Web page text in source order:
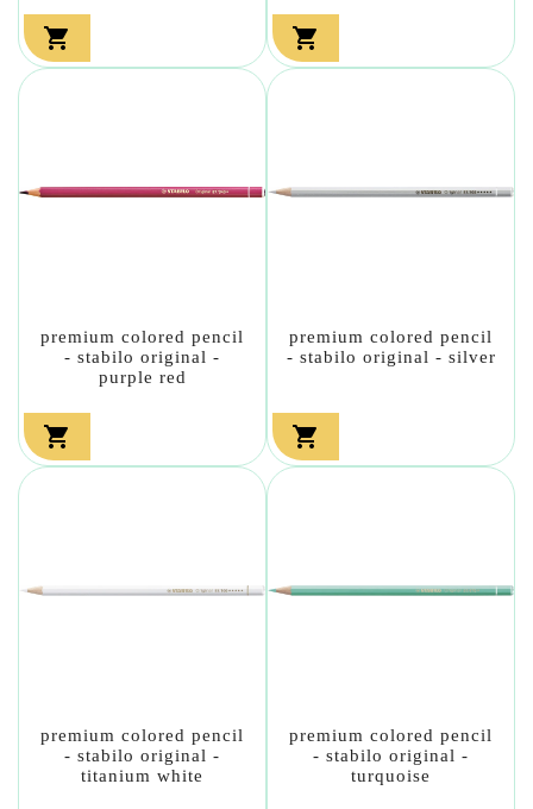
 
premium colored pencil
- stabilo original -
purple red

premium colored pencil
- stabilo original - silver

premium colored pencil
- stabilo original -
titanium white
premium colored pencil
- stabilo original -
turquoise